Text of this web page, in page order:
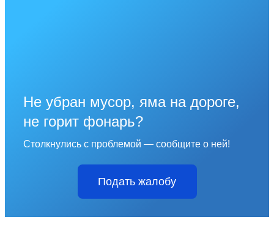
Не убран мусор, яма на дороге,
не горит фонарь?
Столкнулись с проблемой — сообщите о ней!
Подать жалобу